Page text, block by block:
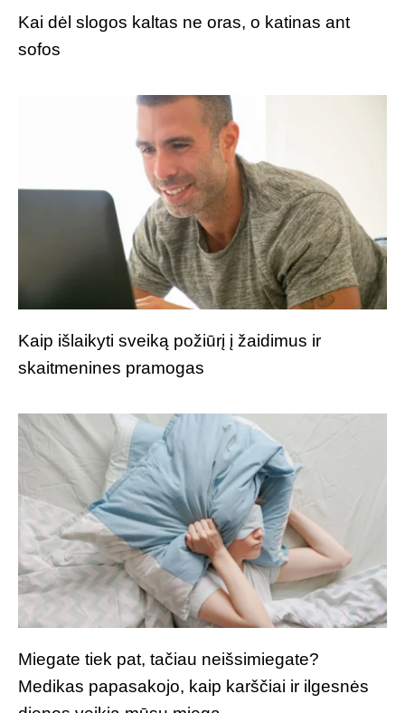
Kai dėl slogos kaltas ne oras, o katinas ant
sofos
Kaip išlaikyti sveiką požiūrį į žaidimus ir
skaitmenines pramogas
Miegate tiek pat, tačiau neišsimiegate?
Medikas papasakojo, kaip karščiai ir ilgesnės